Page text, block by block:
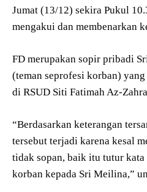
Jumat (13/12) sekira Pukul
mengakui dan membenarkan
FD merupakan sopir pribadi
(teman seprofesi korban)
di RSUD Siti Fatimah Az-
“Berdasarkan keterangan
tersebut terjadi karena kesal
tidak sopan, baik itu tutur kata
korban kepada Sri Meilina,”